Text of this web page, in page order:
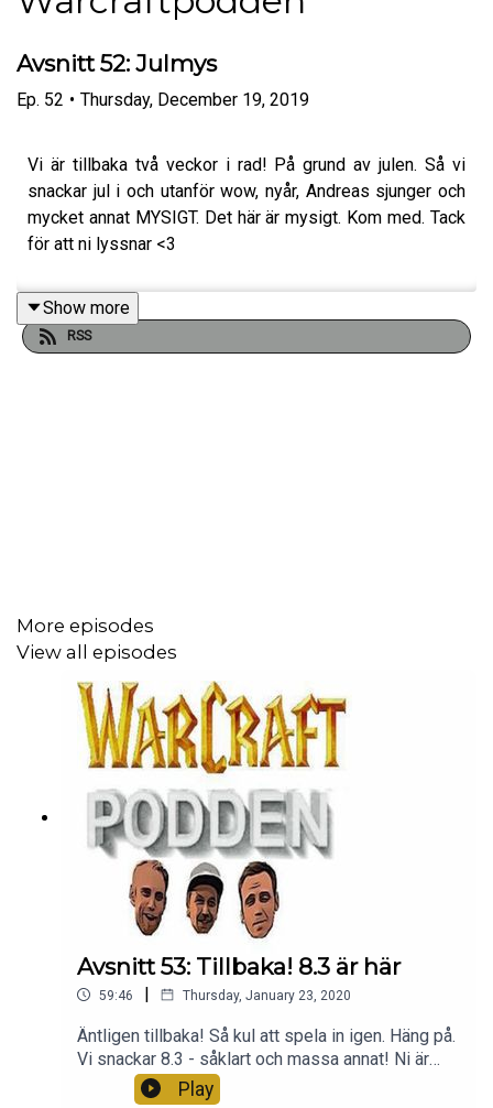
Avsnitt 52: Julmys
Ep. 52 • Thursday, December 19, 2019
Vi är tillbaka två veckor i rad! På grund av julen. Så vi
snackar jul i och utanför wow, nyår, Andreas sjunger och
mycket annat MYSIGT. Det här är mysigt. Kom med. Tack
för att ni lyssnar <3
Show more
RSS
More episodes
View all episodes
Avsnitt 53: Tillbaka! 8.3 är här
59:46 | Thursday, January 23, 2020
Äntligen tillbaka! Så kul att spela in igen. Häng på.
Vi snackar 8.3 - såklart och massa annat! Ni är
bäst, tack för att ni lyssnar.
Play